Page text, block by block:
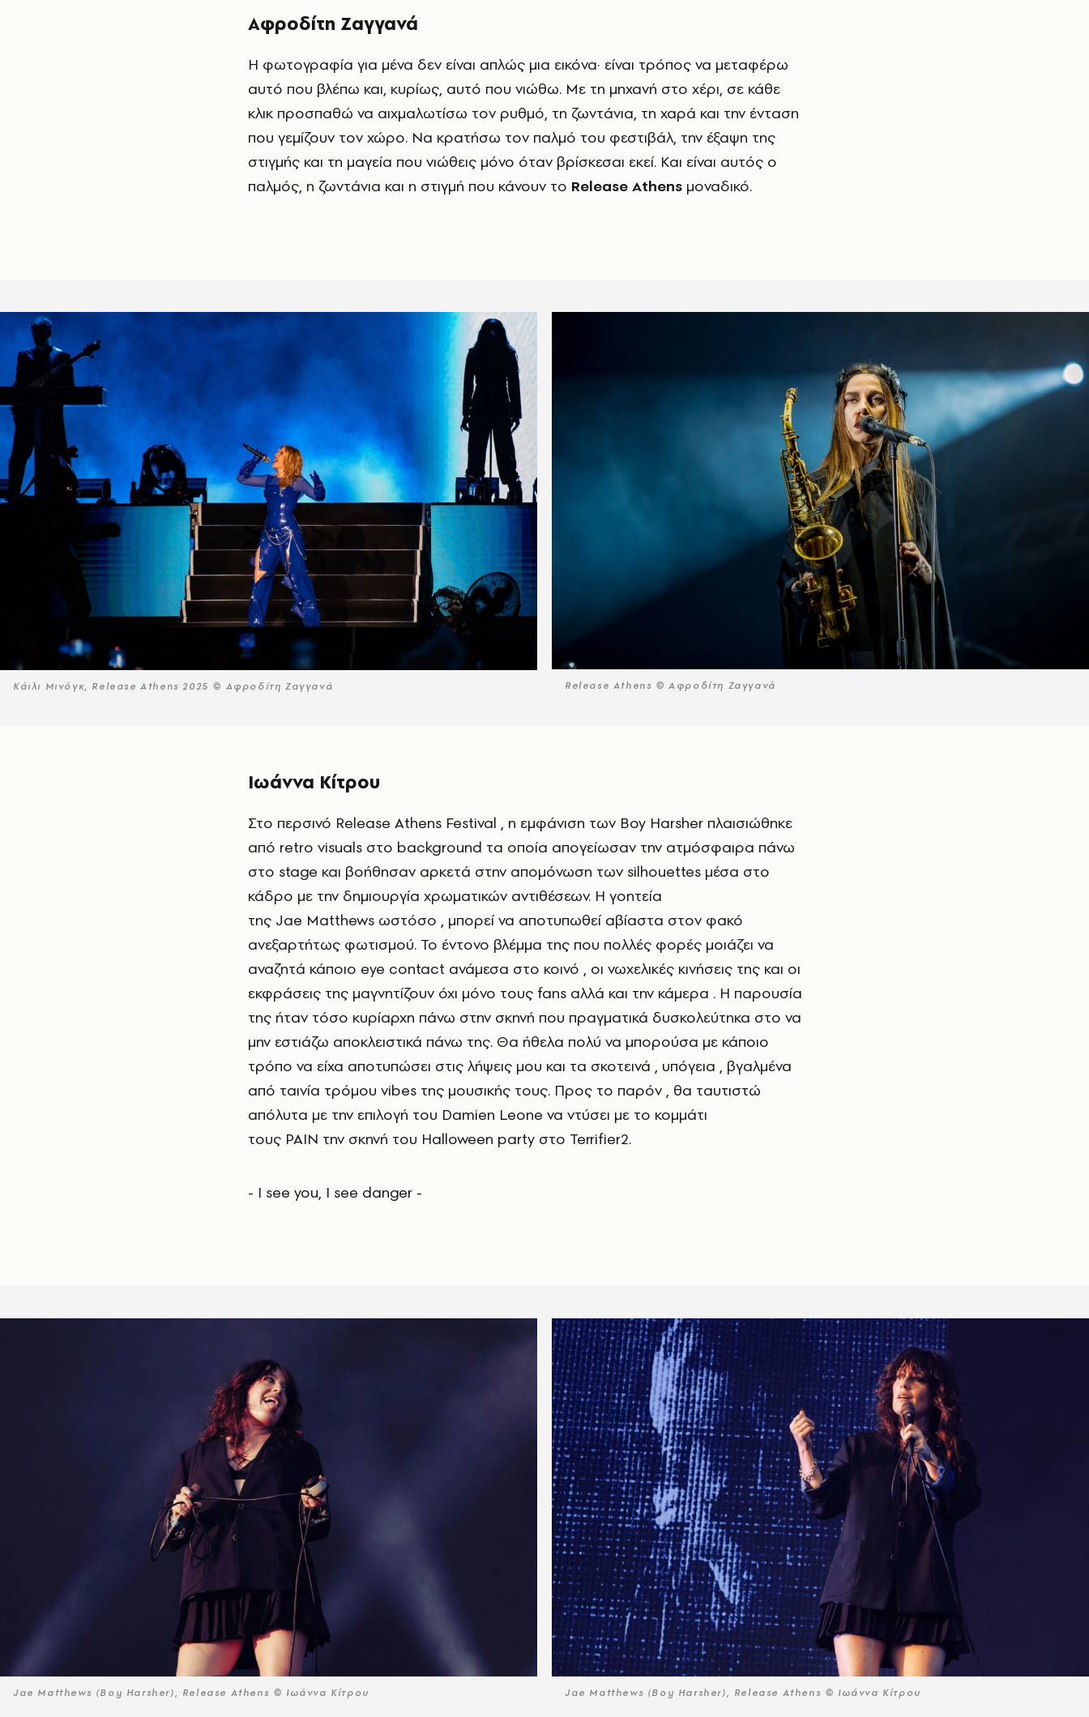
Αφροδίτη Ζαγγανά
Η φωτογραφία για μένα δεν είναι απλώς μια εικόνα· είναι τρόπος να μεταφέρω
αυτό που βλέπω και, κυρίως, αυτό που νιώθω. Με τη μηχανή στο χέρι, σε κάθε
κλικ προσπαθώ να αιχμαλωτίσω τον ρυθμό, τη ζωντάνια, τη χαρά και την ένταση
που γεμίζουν τον χώρο. Να κρατήσω τον παλμό του φεστιβάλ, την έξαψη της
στιγμής και τη μαγεία που νιώθεις μόνο όταν βρίσκεσαι εκεί. Και είναι αυτός ο
παλμός, η ζωντάνια και η στιγμή που κάνουν το Release Athens μοναδικό.
Κάιλι Μινόγκ, Release Athens 2025 © Αφροδίτη Ζαγγανά Release Athens © Αφροδίτη Ζαγγανά
Ιωάννα Κίτρου
Στο περσινό Release Athens Festival , η εμφάνιση των Boy Harsher πλαισιώθηκε
από retro visuals στο background τα οποία απογείωσαν την ατμόσφαιρα πάνω
στο stage και βοήθησαν αρκετά στην απομόνωση των silhouettes μέσα στο
κάδρο με την δημιουργία χρωματικών αντιθέσεων. Η γοητεία
της Jae Matthews ωστόσο , μπορεί να αποτυπωθεί αβίαστα στον φακό
ανεξαρτήτως φωτισμού. Το έντονο βλέμμα της που πολλές φορές μοιάζει να
αναζητά κάποιο eye contact ανάμεσα στο κοινό , οι νωχελικές κινήσεις της και οι
εκφράσεις της μαγνητίζουν όχι μόνο τους fans αλλά και την κάμερα . Η παρουσία
της ήταν τόσο κυρίαρχη πάνω στην σκηνή που πραγματικά δυσκολεύτηκα στο να
μην εστιάζω αποκλειστικά πάνω της. Θα ήθελα πολύ να μπορούσα με κάποιο
τρόπο να είχα αποτυπώσει στις λήψεις μου και τα σκοτεινά , υπόγεια , βγαλμένα
από ταινία τρόμου vibes της μουσικής τους. Προς το παρόν , θα ταυτιστώ
απόλυτα με την επιλογή του Damien Leone να ντύσει με το κομμάτι
τους PAIN την σκηνή του Halloween party στο Terrifier2.
- I see you, I see danger -
Jae Matthews (Boy Harsher), Release Athens © Ιωάννα Κίτρου Jae Matthews (Boy Harsher), Release Athens © Ιωάννα Κίτρου